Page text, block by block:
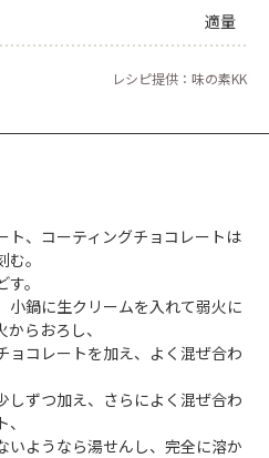
適量
レシピ提供：味の素KK
ト、コーティングチョコレートは
む。
。
小鍋に生クリームを入れて弱火に
らおろし、
ョコレートを加え、よく混ぜ合わ
しずつ加え、さらによく混ぜ合わ
いようなら湯せんし、完全に溶か